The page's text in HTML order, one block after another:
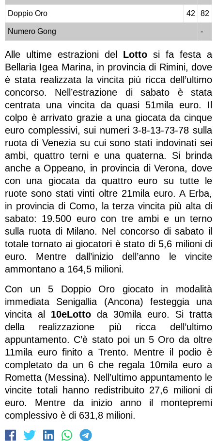
Doppio Oro 42 82
Numero Gong -
Alle ultime estrazioni del Lotto si fa festa a
Bellaria Igea Marina, in provincia di Rimini, dove
è stata realizzata la vincita più ricca dell’ultimo
concorso. Nell’estrazione di sabato è stata
centrata una vincita da quasi 51mila euro. Il
colpo è arrivato grazie a una giocata da cinque
euro complessivi, sui numeri 3-8-13-73-78 sulla
ruota di Venezia su cui sono stati indovinati sei
ambi, quattro terni e una quaterna. Si brinda
anche a Oppeano, in provincia di Verona, dove
con una giocata da quattro euro su tutte le
ruote sono stati vinti oltre 21mila euro. A Erba,
in provincia di Como, la terza vincita più alta di
sabato: 19.500 euro con tre ambi e un terno
sulla ruota di Milano. Nel concorso di sabato il
totale tornato ai giocatori è stato di 5,6 milioni di
euro. Mentre dall’inizio dell’anno le vincite
ammontano a 164,5 milioni.
Con un 5 Doppio Oro giocato in modalità
immediata Senigallia (Ancona) festeggia una
vincita al 10eLotto da 30mila euro. Si tratta
della realizzazione più ricca dell’ultimo
appuntamento. C’è stato poi un 5 Oro da oltre
11mila euro finito a Trento. Mentre il podio è
completato da un 6 che regala 10mila euro a
Rometta (Messina). Nell’ultimo appuntamento le
vincite totali hanno redistribuito 27,6 milioni di
euro. Mentre da inizio anno il montepremi
complessivo è di 631,8 milioni.